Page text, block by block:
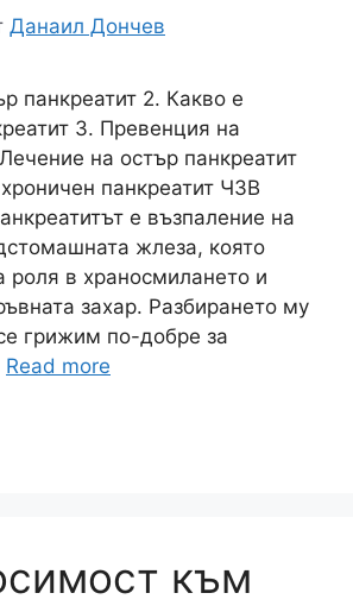
Данаил Дончев
панкреатит 2. Какво е
3. Превенция на
на остър панкреатит
панкреатит ЧЗВ
е възпаление на
жлеза, която
роля в храносмилането и
захар. Разбирането му
грижим по-добре за
Read more
към